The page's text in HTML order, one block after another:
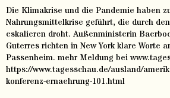
Die Klimakrise und die Pandemie haben
Nahrungsmittelkrise geführt, die durch
eskalieren droht. Außenministerin
Guterres richten in New York klare Worte
Passenheim. mehr Meldung bei
https://www.tagesschau.de/ausland/
konferenz-ernaehrung-101.html